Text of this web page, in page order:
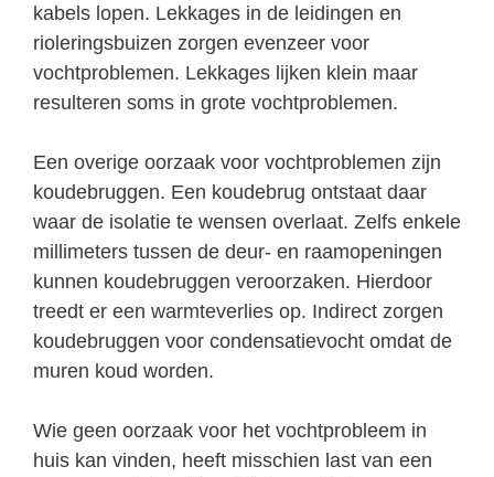
kabels lopen. Lekkages in de leidingen en
rioleringsbuizen zorgen evenzeer voor
vochtproblemen. Lekkages lijken klein maar
resulteren soms in grote vochtproblemen.
Een overige oorzaak voor vochtproblemen zijn
koudebruggen. Een koudebrug ontstaat daar
waar de isolatie te wensen overlaat. Zelfs enkele
millimeters tussen de deur- en raamopeningen
kunnen koudebruggen veroorzaken. Hierdoor
treedt er een warmteverlies op. Indirect zorgen
koudebruggen voor condensatievocht omdat de
muren koud worden.
Wie geen oorzaak voor het vochtprobleem in
huis kan vinden, heeft misschien last van een